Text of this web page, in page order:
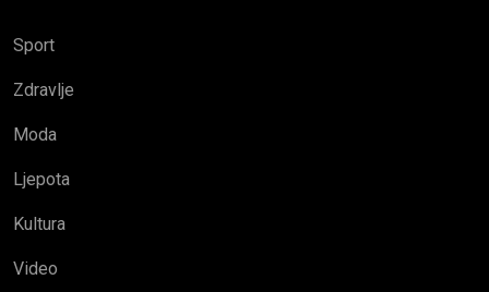
Sport
Zdravlje
Moda
Ljepota
Kultura
Video